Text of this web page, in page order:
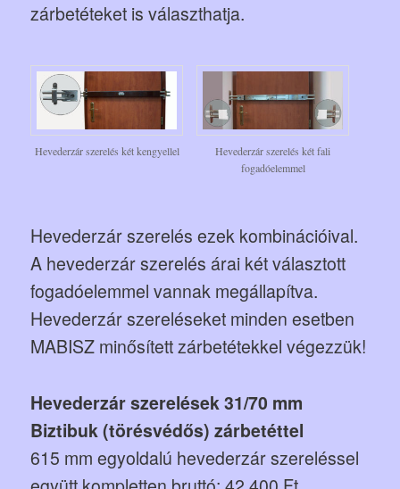
zárbetéteket is választhatja.
Hevederzár szerelés két kengyellel
Hevederzár szerelés két fali
fogadóelemmel
Hevederzár szerelés ezek kombinációival.
A hevederzár szerelés árai két választott
fogadóelemmel vannak megállapítva.
Hevederzár szereléseket minden esetben
MABISZ minősített zárbetétekkel végezzük!
Hevederzár szerelések 31/70 mm
Biztibuk (törésvédős) zárbetéttel
615 mm egyoldalú hevederzár szereléssel